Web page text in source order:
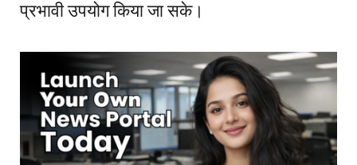
प्रभावी उपयोग किया जा सके।